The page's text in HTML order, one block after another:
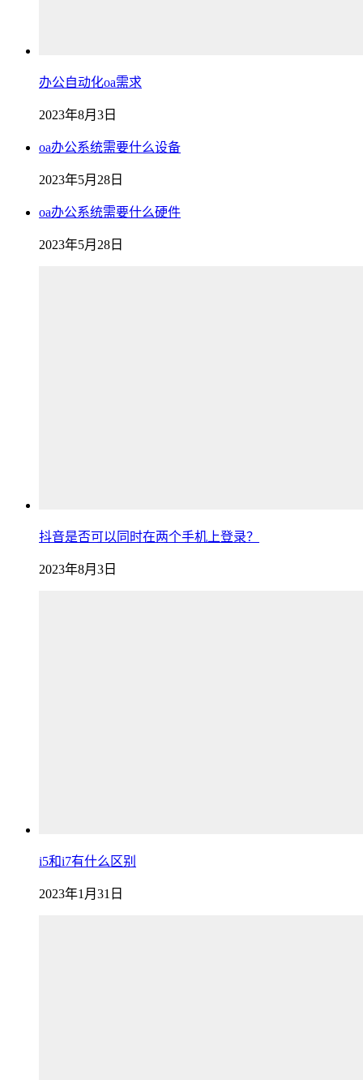
办公自动化oa需求
2023年8月3日
oa办公系统需要什么设备
2023年5月28日
oa办公系统需要什么硬件
2023年5月28日
抖音是否可以同时在两个手机上登录？
2023年8月3日
i5和i7有什么区别
2023年1月31日